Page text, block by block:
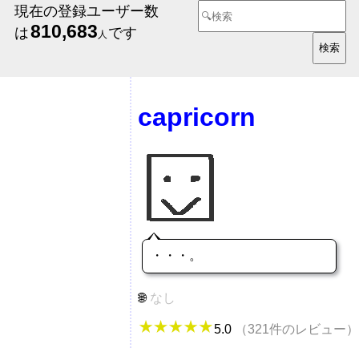
現在の登録ユーザー数
は810,683 人 です
capricorn
・・・。
なし
5.0 （321件のレビュー）